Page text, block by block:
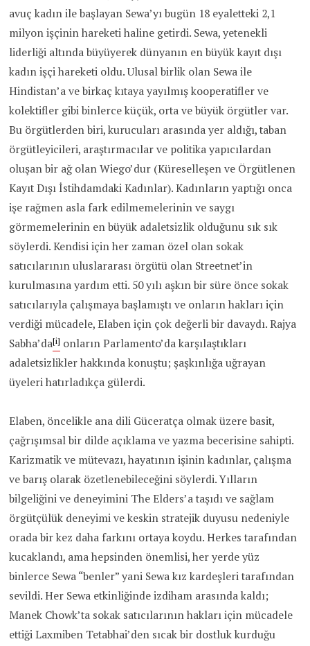
avuç kadın ile başlayan Sewa’yı bugün 18 eyaletteki 2,1
milyon işçinin hareketi haline getirdi. Sewa, yetenekli
liderliği altında büyüyerek dünyanın en büyük kayıt dışı
kadın işçi hareketi oldu. Ulusal birlik olan Sewa ile
Hindistan’a ve birkaç kıtaya yayılmış kooperatifler ve
kolektifler gibi binlerce küçük, orta ve büyük örgütler var.
Bu örgütlerden biri, kurucuları arasında yer aldığı, taban
örgütleyicileri, araştırmacılar ve politika yapıcılardan
oluşan bir ağ olan Wiego’dur (Küreselleşen ve Örgütlenen
Kayıt Dışı İstihdamdaki Kadınlar). Kadınların yaptığı onca
işe rağmen asla fark edilmemelerinin ve saygı
görmemelerinin en büyük adaletsizlik olduğunu sık sık
söylerdi. Kendisi için her zaman özel olan sokak
satıcılarının uluslararası örgütü olan Streetnet’in
kurulmasına yardım etti. 50 yılı aşkın bir süre önce sokak
satıcılarıyla çalışmaya başlamıştı ve onların hakları için
verdiği mücadele, Elaben için çok değerli bir davaydı. Rajya
Sabha’da[i] onların Parlamento’da karşılaştıkları
adaletsizlikler hakkında konuştu; şaşkınlığa uğrayan
üyeleri hatırladıkça gülerdi.
Elaben, öncelikle ana dili Güceratça olmak üzere basit,
çağrışımsal bir dilde açıklama ve yazma becerisine sahipti.
Karizmatik ve mütevazı, hayatının işinin kadınlar, çalışma
ve barış olarak özetlenebileceğini söylerdi. Yılların
bilgeliğini ve deneyimini The Elders’a taşıdı ve sağlam
örgütçülük deneyimi ve keskin stratejik duyusu nedeniyle
orada bir kez daha farkını ortaya koydu. Herkes tarafından
kucaklandı, ama hepsinden önemlisi, her yerde yüz
binlerce Sewa “benler” yani Sewa kız kardeşleri tarafından
sevildi. Her Sewa etkinliğinde izdiham arasında kaldı;
Manek Chowk’ta sokak satıcılarının hakları için mücadele
ettiği Laxmiben Tetabhai’den sıcak bir dostluk kurduğu